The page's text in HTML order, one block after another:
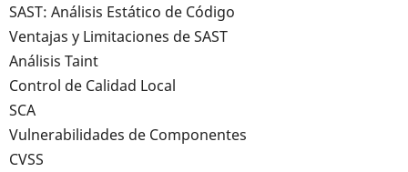
SAST: Análisis Estático de Código
Ventajas y Limitaciones de SAST
Análisis Taint
Control de Calidad Local
SCA
Vulnerabilidades de Componentes
CVSS